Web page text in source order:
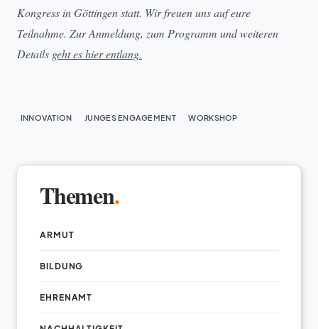
Kongress in Göttingen statt. Wir freuen uns auf eure
Teilnahme. Zur Anmeldung, zum Programm und weiteren
Details geht es hier entlang.
INNOVATION JUNGES ENGAGEMENT WORKSHOP
Themen.
ARMUT
BILDUNG
EHRENAMT